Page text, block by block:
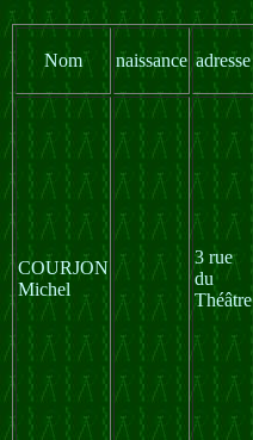
Nom naissance adresse
COURJON
Michel
3 rue
du
Théâtre